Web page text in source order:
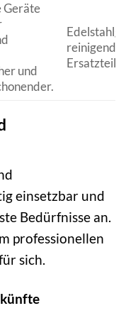
Geräte
und
reinigende
einsetzbar und
Bedürfnisse an.
professionellen
sich.